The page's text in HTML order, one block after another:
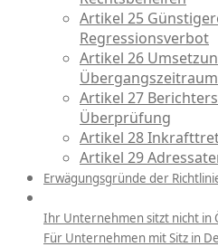
Artikel 25
Regressionsverbot
Artikel 26
Übergangszeitraum
Artikel 27
Überprüfung
Artikel 28
Artikel 29
Erwägungsgründe der
Ihr Unternehmen sitzt nicht in
Für Unternehmen mit Sitz in